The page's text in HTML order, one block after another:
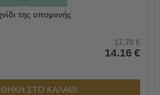
της υπομονής
17.70 €
14.16 €
ΣΤΟ ΚΑΛΑΘΙ